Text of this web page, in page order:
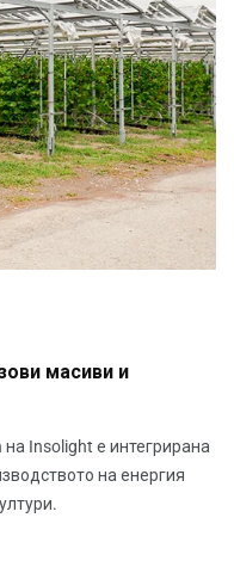
масиви и
Insolight е интегрирана
на енергия